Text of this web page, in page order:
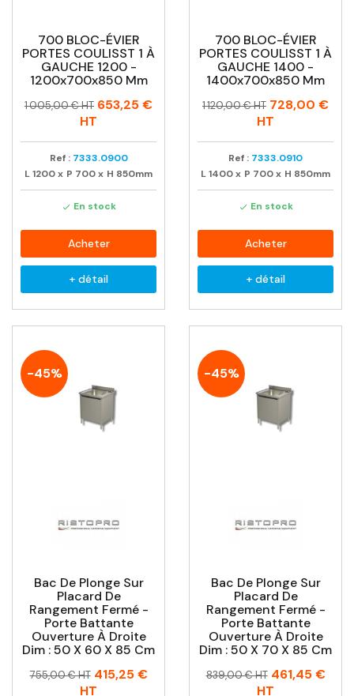
700 BLOC-ÉVIER
PORTES COULISST 1 À
GAUCHE 1200 -
1200x700x850 Mm
Prix
Prix
1 005,00 € HT 653,25 €
HT
Ref : 7333.0900
L1200x P 700x H 850mm
 En stock
Acheter
+ détail
700 BLOC-ÉVIER
PORTES COULISST 1 À
GAUCHE 1400 -
1400x700x850 Mm
Prix
Prix
1 120,00 € HT 728,00 €
HT
Ref : 7333.0910
L1400x P 700x H 850mm
 En stock
Acheter
+ détail
-45%
Bac De Plonge Sur
Placard De
Rangement Fermé -
Porte Battante
Ouverture À Droite
Dim : 50 X 60 X 85 Cm
Prix
Prix
755,00 € HT 415,25 €
HT
-45%
Bac De Plonge Sur
Placard De
Rangement Fermé -
Porte Battante
Ouverture À Droite
Dim : 50 X 70 X 85 Cm
Prix
Prix
839,00 € HT 461,45 €
HT